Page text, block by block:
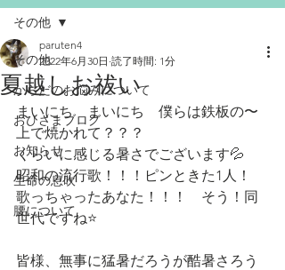
その他
からだのお悩みについて
おひさまブログ
お知らせ
生命の息吹
腰について
その他
夏越しお祓い
paruten4
2022年6月30日 読了時間: 1分
まいにち　まいにち　僕らは鉄板の〜
上で焼かれて？？？
くらいに感じる暑さでございます💦
昭和の流行歌！！！ピンときた1人！
歌っちゃったあなた！！！　そう！同
世代ですね⭐️
皆様、無事に猛暑だろうが酷暑さろう